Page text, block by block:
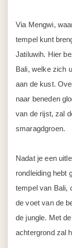
Via Mengwi,
tempel kunt
Jatiluwih. Hier
Bali, welke zich
aan de kust.
naar beneden
van de rijst, zal
smaragdgroen.
Nadat je een
rondleiding hebt
tempel van Bali,
de voet van de
de jungle. Met
achtergrond zal